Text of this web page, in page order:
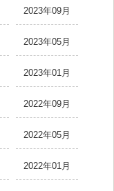
2023年09月
2023年05月
2023年01月
2022年09月
2022年05月
2022年01月